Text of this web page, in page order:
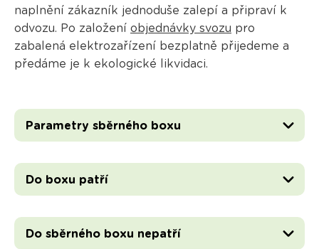
naplnění zákazník jednoduše zalepí a připraví k
odvozu. Po založení objednávky svozu pro
zabalená elektrozařízení bezplatně přijedeme a
předáme je k ekologické likvidaci.
Parametry sběrného boxu
Do boxu patří
Do sběrného boxu nepatří